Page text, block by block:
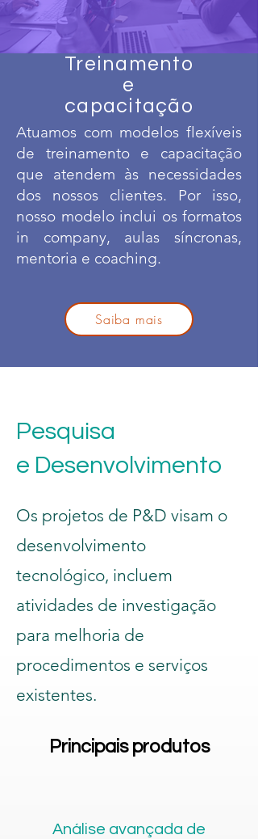
Treinamento
e
capacitação
Atuamos com modelos flexíveis
de treinamento e capacitação
que atendem às necessidades
dos nossos clientes. Por isso,
nosso modelo inclui os formatos
in company, aulas síncronas,
mentoria e coaching.
Saiba mais
Pesquisa
e Desenvolvimento
Os projetos de P&D visam o
desenvolvimento
tecnológico, incluem
atividades de investigação
para melhoria de
procedimentos e serviços
existentes.
Principais produtos
Análise avançada de